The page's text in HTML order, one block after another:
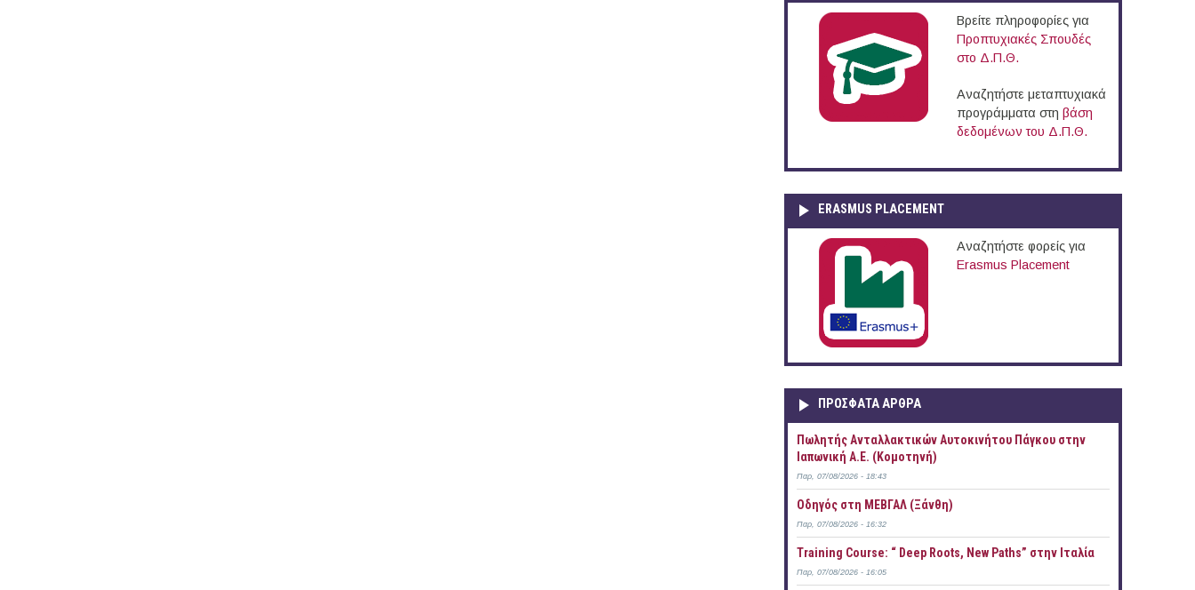
Βρείτε πληροφορίες για
Προπτυχιακές Σπουδές
στο Δ.Π.Θ.
Αναζητήστε μεταπτυχιακά
προγράμματα στη βάση
δεδομένων του Δ.Π.Θ.
ERASMUS PLACEMENT
Αναζητήστε φορείς για
Erasmus Placement
ΠΡOΣΦΑΤΑ AΡΘΡΑ
Πωλητής Ανταλλακτικών Αυτοκινήτου Πάγκου στην
Ιαπωνική Α.Ε. (Κομοτηνή)
Παρ, 07/08/2026 - 18:43
Οδηγός στη ΜΕΒΓΑΛ (Ξάνθη)
Παρ, 07/08/2026 - 16:32
Training Course: “ Deep Roots, New Paths” στην Ιταλία
Παρ, 07/08/2026 - 16:05